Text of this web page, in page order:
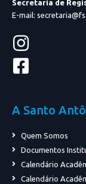
Secretaria de
E-mail:
A Santo
Quem Somos
Documentos
Calendário
Calendário